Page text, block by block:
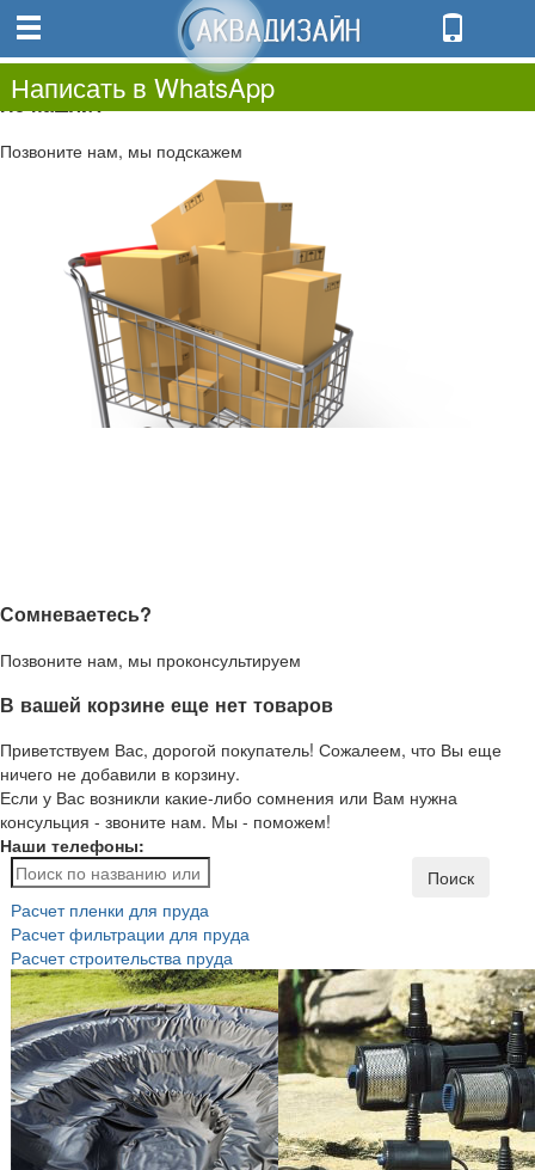
0.00
0
Не нашли?
Позвоните нам, мы подскажем
Сомневаетесь?
Позвоните нам, мы проконсультируем
В вашей корзине еще нет товаров
Приветствуем Вас, дорогой покупатель! Сожалеем, что Вы еще
ничего не добавили в корзину.
Если у Вас возникли какие-либо сомнения или Вам нужна
консульция - звоните нам. Мы - поможем!
Наши телефоны:
Написать в WhatsApp
Поиск
Расчет пленки для пруда
Расчет фильтрации для пруда
Расчет строительства пруда